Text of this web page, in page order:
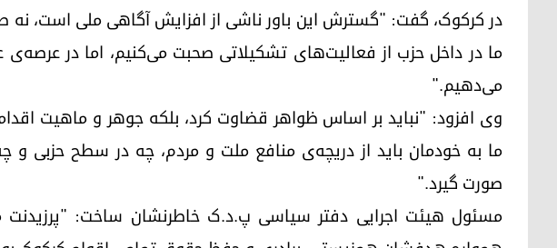
در کرکوک، گفت: "گسترش این باور ناشی از افزایش آگاهی ملی است، نه
ما در داخل حزب از فعالیت‌های تشکیلاتی صحبت می‌کنیم، اما در عرصه‌ی
می‌دهیم."
وی افزود: "نباید بر اساس ظواهر قضاوت کرد، بلکه جوهر و ماهیت
ما به خودمان باید از دریچه‌ی منافع ملت و مردم، چه در سطح حزبی
صورت گیرد."
مسئول هیئت اجرایی دفتر سیاسی پ.د.ک خاطرنشان ساخت: "پرزیدنت